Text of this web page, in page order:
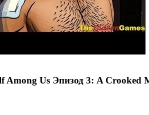
Among Us Эпизод 3: A